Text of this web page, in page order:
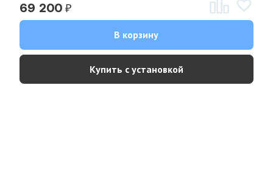
69 200 ₽
В корзину
Купить с установкой